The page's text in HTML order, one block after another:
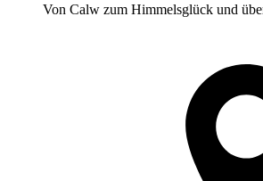
Von Calw zum Himmelsglück und